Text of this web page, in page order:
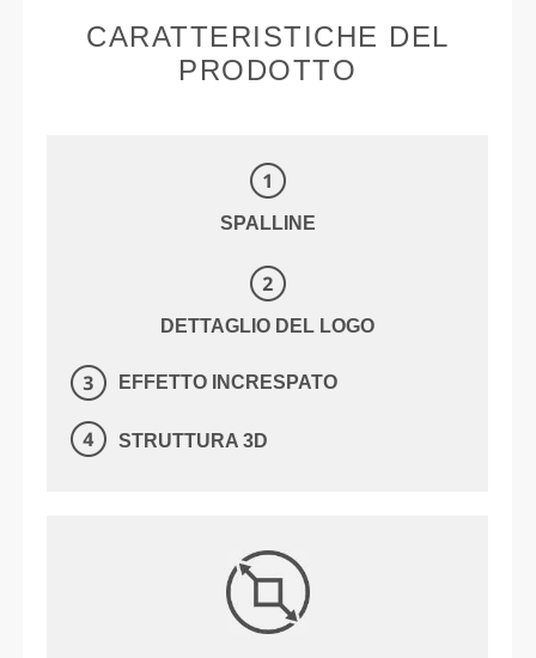
CARATTERISTICHE DEL
PRODOTTO
SPALLINE
DETTAGLIO DEL LOGO
EFFETTO INCRESPATO
STRUTTURA 3D